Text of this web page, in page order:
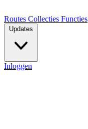
Routes Collecties Functies
Updates
Inloggen